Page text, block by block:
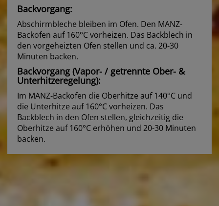
Backvorgang:
Abschirmbleche bleiben im Ofen. Den MANZ-
Backofen auf 160°C vorheizen. Das Backblech in
den vorgeheizten Ofen stellen und ca. 20-30
Minuten backen.
Backvorgang (Vapor- / getrennte Ober- &
Unterhitzeregelung):
Im MANZ-Backofen die Oberhitze auf 140°C und
die Unterhitze auf 160°C vorheizen. Das
Backblech in den Ofen stellen, gleichzeitig die
Oberhitze auf 160°C erhöhen und 20-30 Minuten
backen.